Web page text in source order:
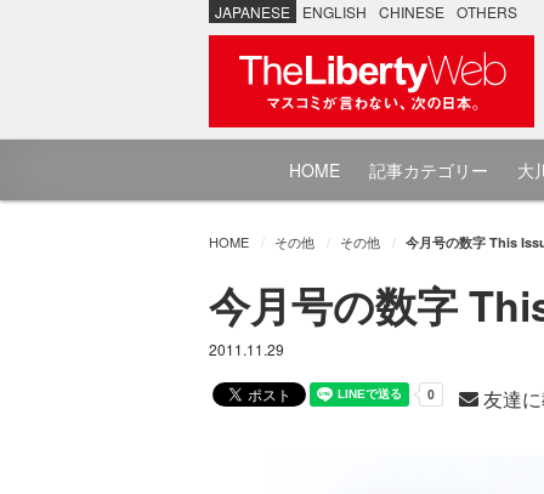
JAPANESE ENGLISH CHINESE OTHERS
HOME 記事カテゴリー 大
HOME その他 その他 今月号の数字 This
今月号の数字
2011.11.29
友達